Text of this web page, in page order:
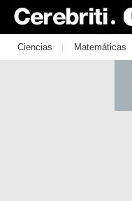
Ciencias | Matemáticas